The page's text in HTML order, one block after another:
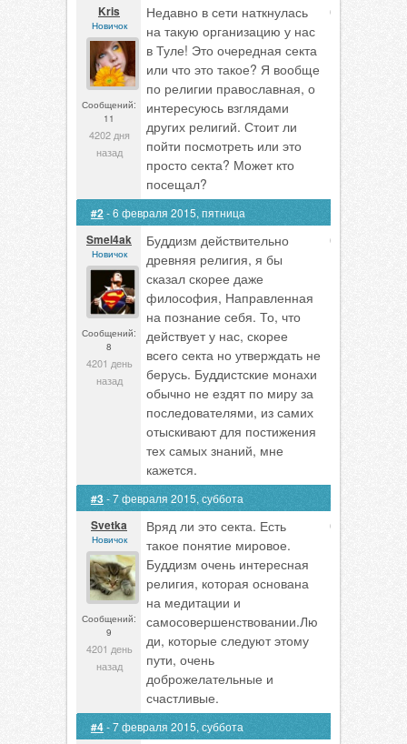
Kris
Новичок
Сообщений:
11
4202 дня
назад
0
Недавно в сети наткнулась
на такую организацию у нас
в Туле! Это очередная секта
или что это такое? Я вообще
по религии православная, о
интересуюсь взглядами
других религий. Стоит ли
пойти посмотреть или это
просто секта? Может кто
посещал?
#2- 6 февраля 2015, пятница
Smel4ak
Новичок
Сообщений:
8
4201 день
назад
0
Буддизм действительно
древняя религия, я бы
сказал скорее даже
философия, Направленная
на познание себя. То, что
действует у нас, скорее
всего секта но утверждать не
берусь. Буддистские монахи
обычно не ездят по миру за
последователями, из самих
отыскивают для постижения
тех самых знаний, мне
кажется.
#3- 7 февраля 2015, суббота
Svetka
Новичок
Сообщений:
9
4201 день
назад
0
Вряд ли это секта. Есть
такое понятие мировое.
Буддизм очень интересная
религия, которая основана
на медитации и
самосовершенствовании.Лю
ди, которые следуют этому
пути, очень
доброжелательные и
счастливые.
#4- 7 февраля 2015, суббота